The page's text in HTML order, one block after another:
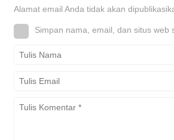
Alamat email Anda tidak akan
Simpan nama, email, dan situs web